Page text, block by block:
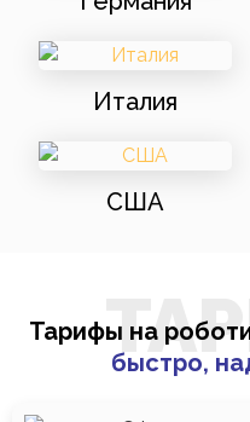
Италия
США
Тарифы на
быстро,